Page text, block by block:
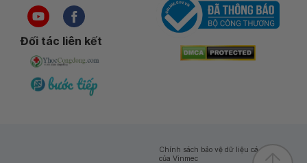
Đối tác liên kết
Chính sách bảo vệ dữ liệu cá nhân
của Vinmec